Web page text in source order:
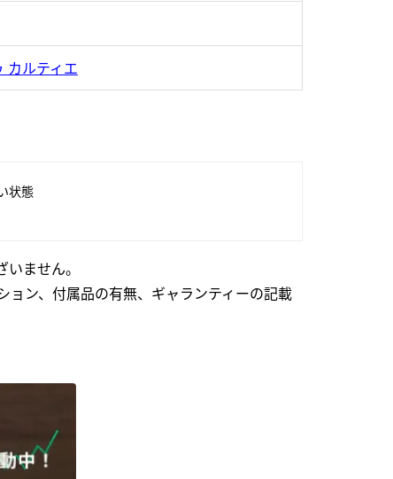
カルティエ
状態
ません。
ン、付属品の有無、ギャランティーの記載